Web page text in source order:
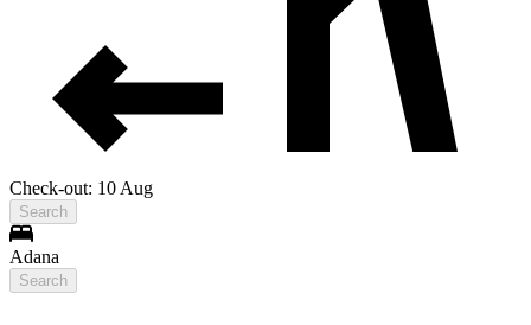
Check-out: 10 Aug
Search
Adana
Search